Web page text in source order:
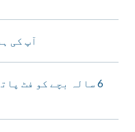
آپ کی
6 سالہ بچے کو فٹ